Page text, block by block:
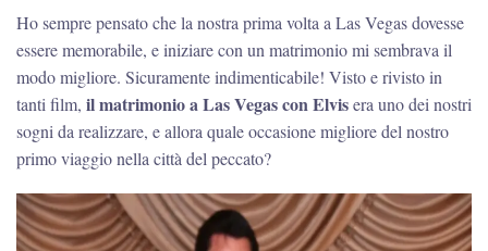
Vegas:
cosa
sapere
del
Sì!
Ho sempre pensato che la nostra prima volta a Las Vegas dovesse
essere memorabile, e iniziare con un matrimonio mi sembrava il
modo migliore. Sicuramente indimenticabile! Visto e rivisto in
tanti film, il matrimonio a Las Vegas con Elvisera uno dei nostri
sogni da realizzare, e allora quale occasione migliore del nostro
primo viaggio nella città del peccato?